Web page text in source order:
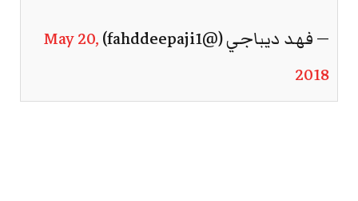
— فهد ديباجي (@fahddeepaji1)
May 20,
2018